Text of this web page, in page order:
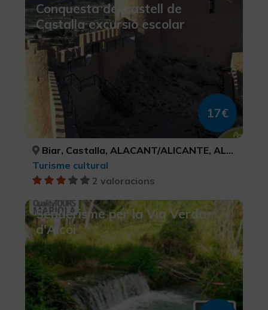
Conquesta del castell de
Castalla excursió escolar
17€
Biar, Castalla, ALACANT/ALICANTE, ALACANT/ALICANTE
Turisme cultural
2 valoracions
Senderisme per la Via Verda
d'Alcoi